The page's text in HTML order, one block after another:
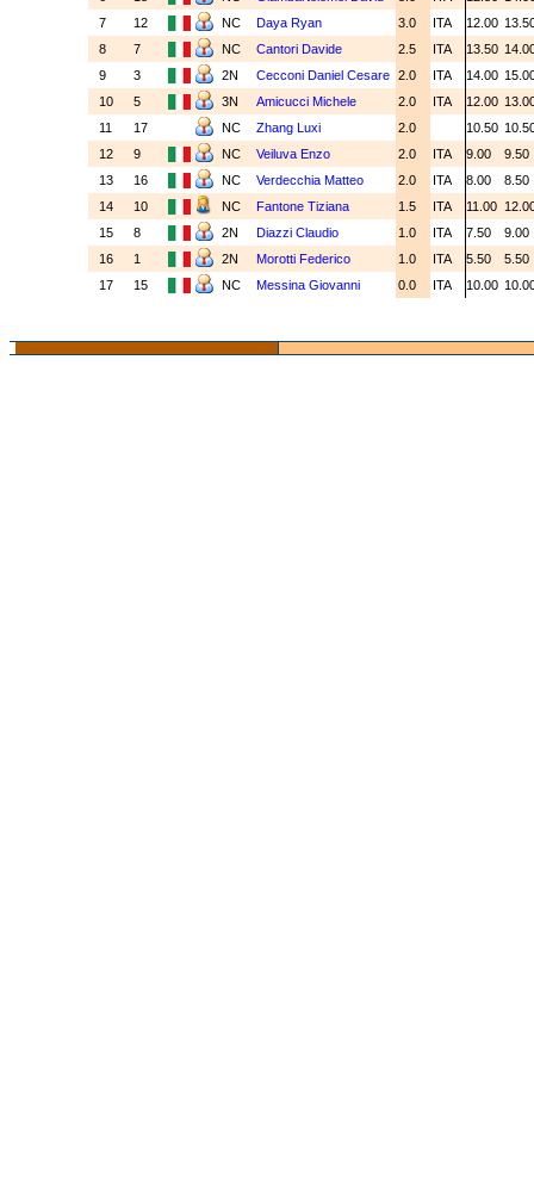
7
12 NC Daya Ryan 3.0 ITA 12.00
8
7 NC Cantori Davide 2.5 ITA 13.50
9
3 2N Cecconi Daniel Cesare 2.0 ITA 14.00
10
5 3N Amicucci Michele 2.0 ITA 12.00
11
17 NC Zhang Luxi 2.0 10.50
12
9 NC Veiluva Enzo 2.0 ITA 9.00
9.50
13
16 NC Verdecchia Matteo 2.0 ITA 8.00
8.50
14
10 NC Fantone Tiziana 1.5 ITA 11.00
15
8 2N Diazzi Claudio 1.0 ITA 7.50
9.00
16
1 2N Morotti Federico 1.0 ITA 5.50
5.50
17
15 NC Messina Giovanni 0.0 ITA 10.00